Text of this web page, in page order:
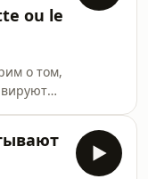
post/
de-l-
ou le
о том,
уже не